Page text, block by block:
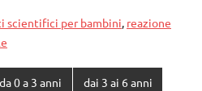
scientifici per bambini, reazione
da 0 a 3 anni dai 3 ai 6 anni